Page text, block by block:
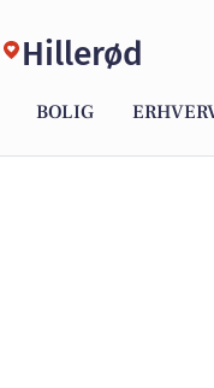
Hillerød
BOLIG